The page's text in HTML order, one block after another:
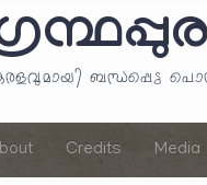
ബന്ധപ്പെട്ട
Credits Media